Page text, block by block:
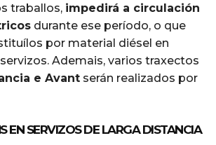
traballos, impedirá a circulación
durante ese período, o que
por material diésel en
Ademais, varios traxectos
e Avant serán realizados por
EN SERVIZOS DE LARGA DISTANCIA